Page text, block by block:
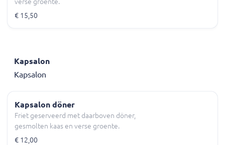
€ 15,50
Kapsalon
Kapsalon
Kapsalon döner
Friet geserveerd met daarboven döner,
gesmolten kaas en verse groente.
€ 12,00